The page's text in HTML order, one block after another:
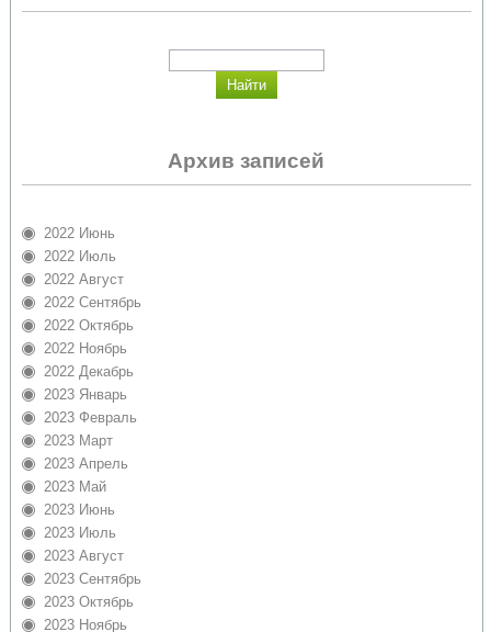
Архив записей
2022 Июнь
2022 Июль
2022 Август
2022 Сентябрь
2022 Октябрь
2022 Ноябрь
2022 Декабрь
2023 Январь
2023 Февраль
2023 Март
2023 Апрель
2023 Май
2023 Июнь
2023 Июль
2023 Август
2023 Сентябрь
2023 Октябрь
2023 Ноябрь